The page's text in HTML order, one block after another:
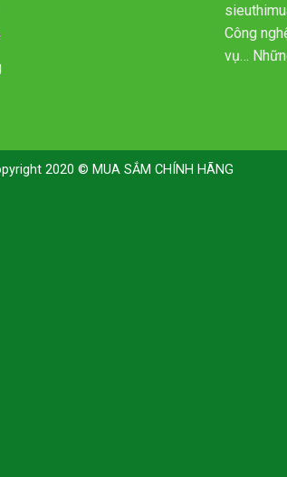
Công
vụ…
2020 © MUA SẮM CHÍNH HÃNG